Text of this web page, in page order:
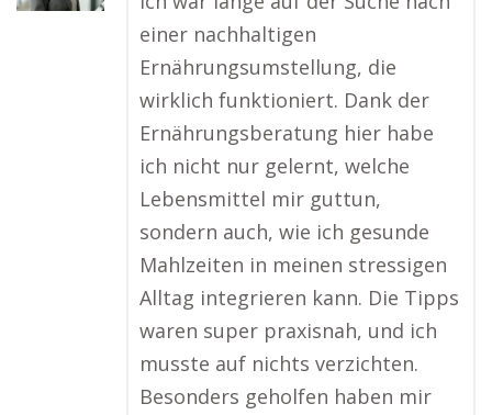
einer nachhaltigen
Ernährungsumstellung, die
wirklich funktioniert. Dank der
Ernährungsberatung hier habe
ich nicht nur gelernt, welche
Lebensmittel mir guttun,
sondern auch, wie ich gesunde
Mahlzeiten in meinen stressigen
Alltag integrieren kann. Die Tipps
waren super praxisnah, und ich
musste auf nichts verzichten.
Besonders geholfen haben mir